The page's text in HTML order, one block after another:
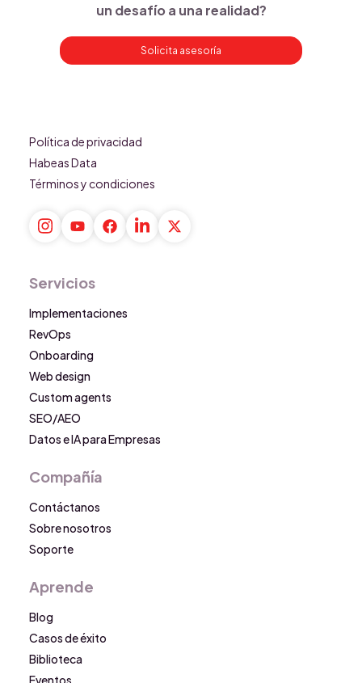
un desafío a una realidad?
Solicita asesoría
Política de privacidad
Habeas Data
Términos y condiciones
Servicios
Implementaciones
RevOps
Onboarding
Web design
Custom agents
SEO/AEO
Datos e IA para Empresas
Compañía
Contáctanos
Sobre nosotros
Soporte
Aprende
Blog
Casos de éxito
Biblioteca
Eventos